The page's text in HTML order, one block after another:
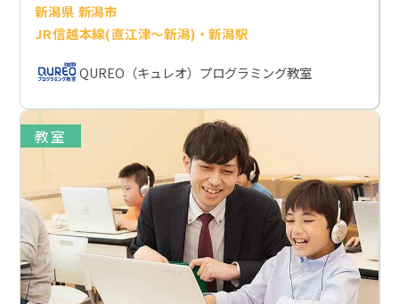
新潟県 新潟市
JR信越本線(直江津～新潟)・新潟駅
QUREO（キュレオ）プログラミング教室
教室